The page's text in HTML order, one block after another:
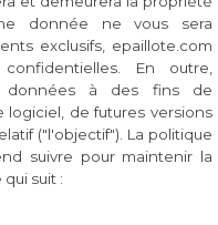
donnée ne vous sera
exclusifs, epaillote.com
En outre,
données à des fins de
de futures versions
("l'objectif"). La politique
suivre pour maintenir la
suit :